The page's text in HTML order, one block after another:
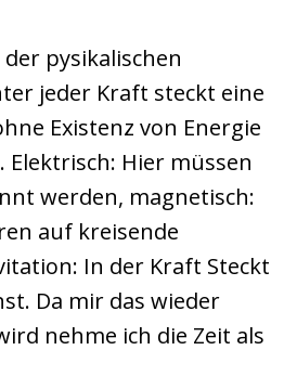
pysikalischen
jeder Kraft steckt eine
Existenz von Energie
Elektrisch: Hier müssen
werden, magnetisch:
auf kreisende
In der Kraft Steckt
Da mir das wieder
nehme ich die Zeit als